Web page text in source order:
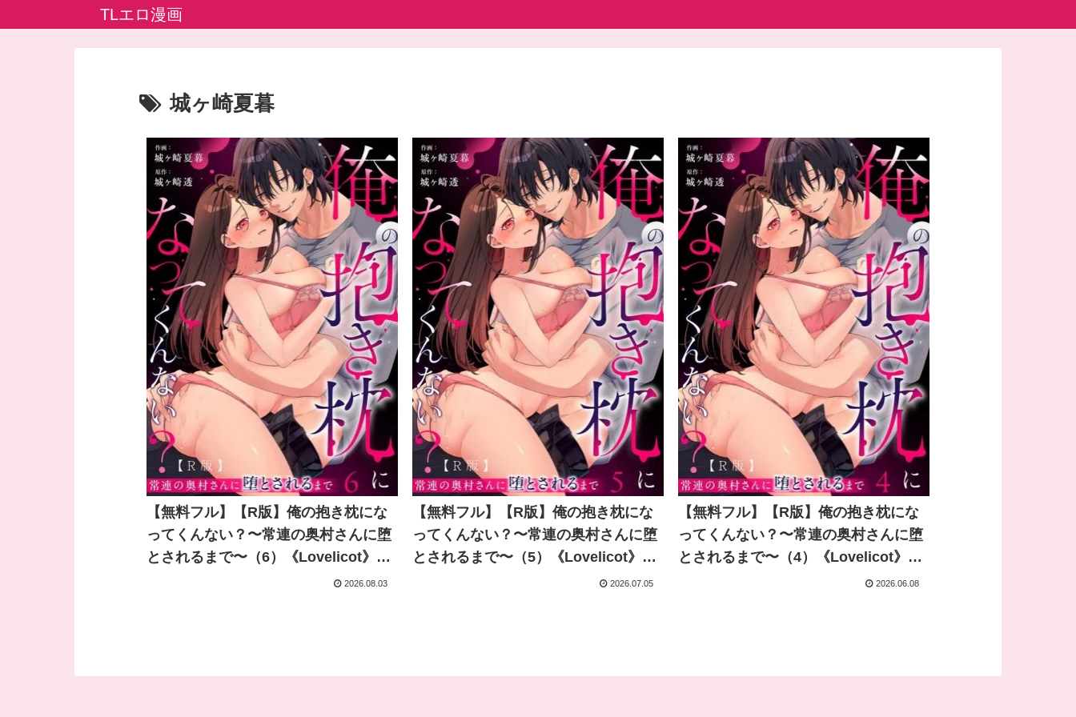
TLエロ漫画
城ヶ崎夏暮
【無料フル】【R版】俺の抱き枕にな
ってくんない？〜常連の奥村さんに堕
とされるまで〜（6）《Lovelicot》｜
城ヶ崎夏暮 城ケ崎透｜ガールスカウト
2026.08.03
【無料フル】【R版】俺の抱き枕にな
ってくんない？〜常連の奥村さんに堕
とされるまで〜（5）《Lovelicot》｜
城ヶ崎夏暮 城ケ崎透｜ガールスカウト
2026.07.05
【無料フル】【R版】俺の抱き枕にな
ってくんない？〜常連の奥村さんに堕
とされるまで〜（4）《Lovelicot》｜
城ヶ崎夏暮 城ケ崎透｜ガールスカウト
2026.06.08